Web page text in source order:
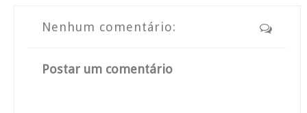
Nenhum comentário:
Postar um comentário